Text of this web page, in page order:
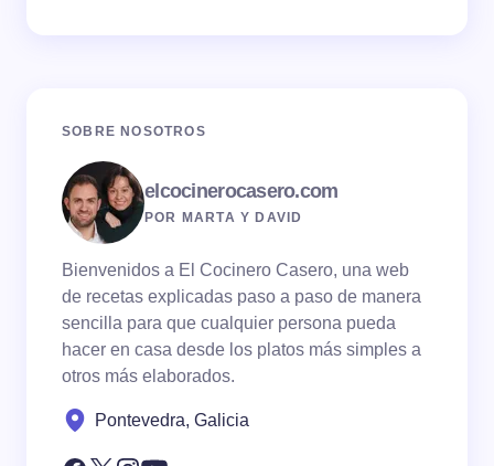
SOBRE NOSOTROS
elcocinerocasero.com
POR MARTA Y DAVID
Bienvenidos a El Cocinero Casero, una web
de recetas explicadas paso a paso de manera
sencilla para que cualquier persona pueda
hacer en casa desde los platos más simples a
otros más elaborados.
Pontevedra, Galicia